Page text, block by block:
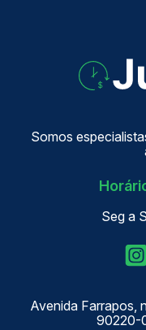
Somos
Seg a
Avenida Farrapos,
90220-